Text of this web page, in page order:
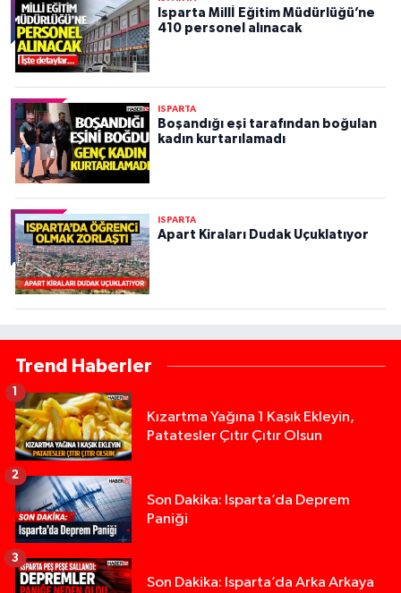
Isparta Millİ Eğitim Müdürlüğü’ne
410 personel alınacak
ISPARTA
Boşandığı eşi tarafından boğulan
kadın kurtarılamadı
ISPARTA
Apart Kiraları Dudak Uçuklatıyor
Trend Haberler
Kızartma Yağına 1 Kaşık Ekleyin,
Patatesler Çıtır Çıtır Olsun
1
Son Dakika: Isparta’da Deprem
Paniği
2
Son Dakika: Isparta’da Arka Arkaya
3